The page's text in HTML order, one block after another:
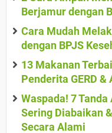
Berjamur dengan
Cara Mudah
dengan BPJS
13 Makanan
Penderita GERD
Waspada! 7
Sering Diabaikan
Secara Alami